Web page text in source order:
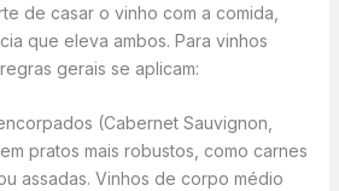
de casar o vinho com a comida,
que eleva ambos. Para vinhos
gerais se aplicam:
(Cabernet Sauvignon,
pratos mais robustos, como carnes
assadas. Vinhos de corpo médio